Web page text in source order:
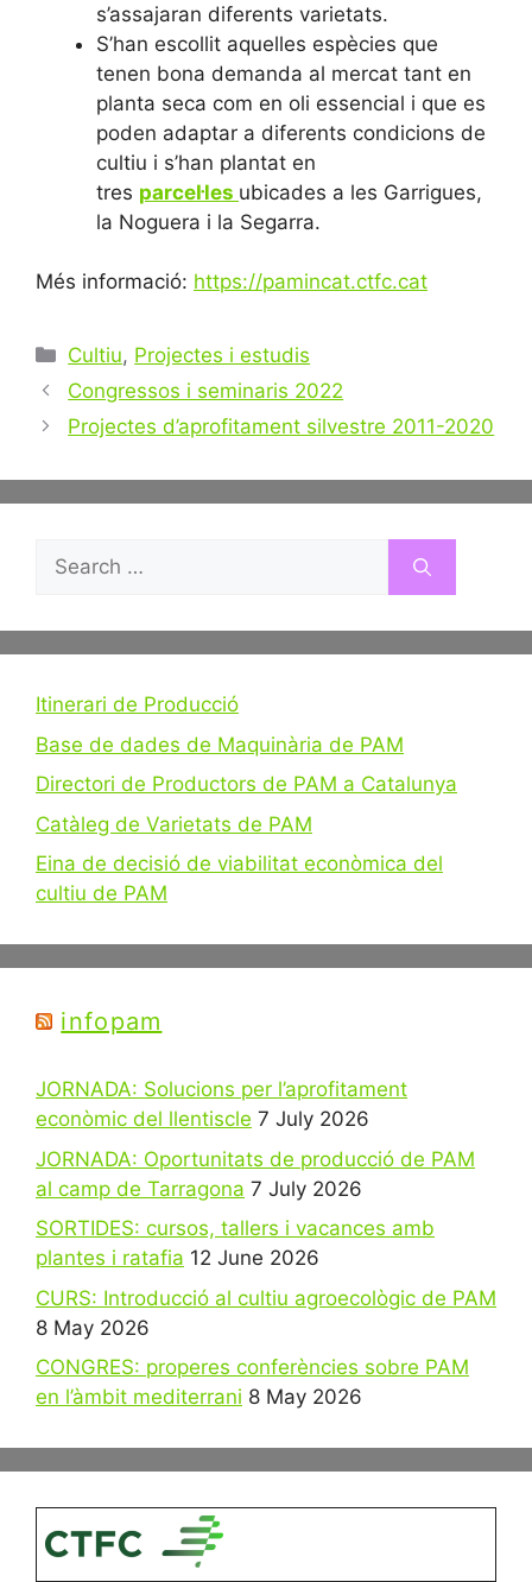
s’assajaran diferents varietats.
S’han escollit aquelles espècies que
tenen bona demanda al mercat tant en
planta seca com en oli essencial i que es
poden adaptar a diferents condicions de
cultiu i s’han plantat en
tres parcel·les ubicades a les Garrigues,
la Noguera i la Segarra.
Més informació: https://pamincat.ctfc.cat
Categories
Cultiu, Projectes i estudis
Post
navigation
Congressos i seminaris 2022
Projectes d’aprofitament silvestre 2011-2020
Search
for:
Itinerari de Producció
Base de dades de Maquinària de PAM
Directori de Productors de PAM a Catalunya
Catàleg de Varietats de PAM
Eina de decisió de viabilitat econòmica del
cultiu de PAM
infopam
JORNADA: Solucions per l’aprofitament
econòmic del llentiscle 7 July 2026
JORNADA: Oportunitats de producció de PAM
al camp de Tarragona 7 July 2026
SORTIDES: cursos, tallers i vacances amb
plantes i ratafia 12 June 2026
CURS: Introducció al cultiu agroecològic de PAM
8 May 2026
CONGRES: properes conferències sobre PAM
en l’àmbit mediterrani 8 May 2026